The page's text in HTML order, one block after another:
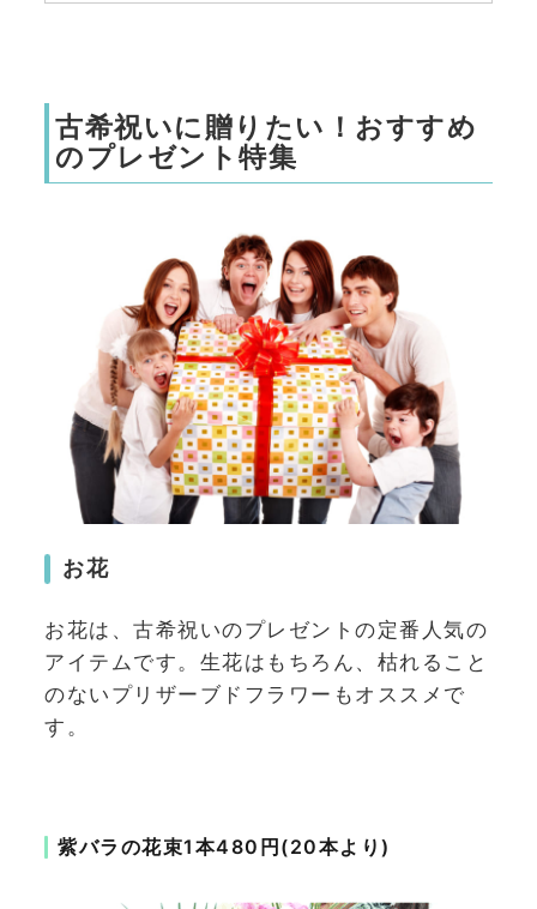
古希祝いに贈りたい！おすすめ
のプレゼント特集
お花
お花は、古希祝いのプレゼントの定番人気の
アイテムです。生花はもちろん、枯れること
のないプリザーブドフラワーもオススメで
す。
紫バラの花束1本480円(20本より)